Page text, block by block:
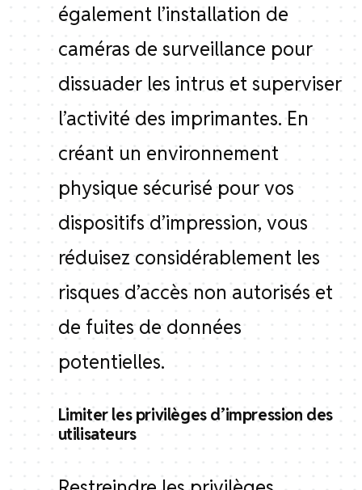
également l’installation de
caméras de surveillance pour
dissuader les intrus et superviser
l’activité des imprimantes. En
créant un environnement
physique sécurisé pour vos
dispositifs d’impression, vous
réduisez considérablement les
risques d’accès non autorisés et
de fuites de données
potentielles.
Limiter les privilèges d’impression des
utilisateurs